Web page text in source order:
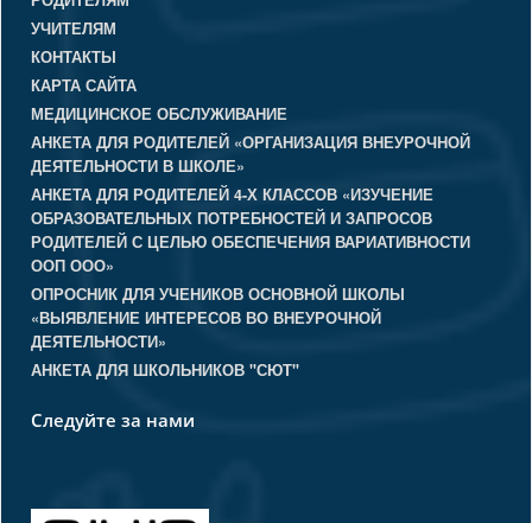
УЧИТЕЛЯМ
КОНТАКТЫ
КАРТА САЙТА
МЕДИЦИНСКОЕ ОБСЛУЖИВАНИЕ
АНКЕТА ДЛЯ РОДИТЕЛЕЙ «ОРГАНИЗАЦИЯ ВНЕУРОЧНОЙ
ДЕЯТЕЛЬНОСТИ В ШКОЛЕ»
АНКЕТА ДЛЯ РОДИТЕЛЕЙ 4-Х КЛАССОВ «ИЗУЧЕНИЕ
ОБРАЗОВАТЕЛЬНЫХ ПОТРЕБНОСТЕЙ И ЗАПРОСОВ
РОДИТЕЛЕЙ С ЦЕЛЬЮ ОБЕСПЕЧЕНИЯ ВАРИАТИВНОСТИ
ООП ООО»
ОПРОСНИК ДЛЯ УЧЕНИКОВ ОСНОВНОЙ ШКОЛЫ
«ВЫЯВЛЕНИЕ ИНТЕРЕСОВ ВО ВНЕУРОЧНОЙ
ДЕЯТЕЛЬНОСТИ»
АНКЕТА ДЛЯ ШКОЛЬНИКОВ "СЮТ"
Следуйте за нами